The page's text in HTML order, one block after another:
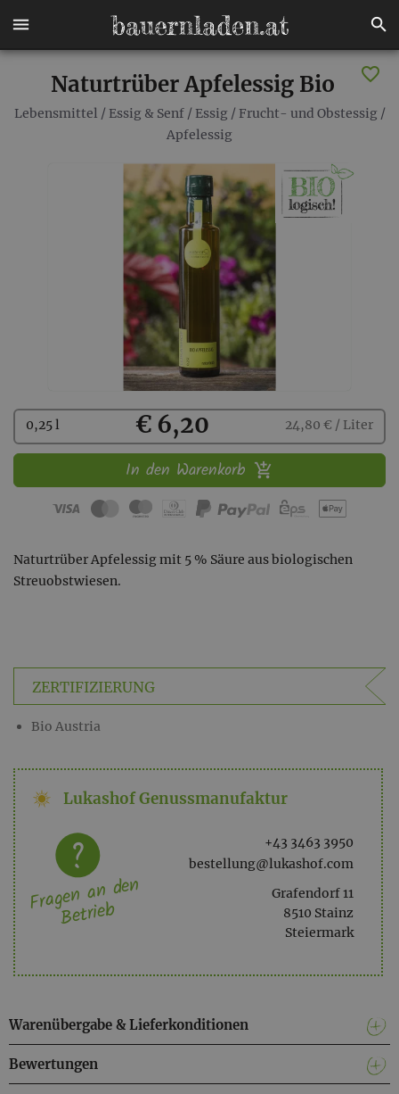
Naturtrüber Apfelessig Bio
Lebensmittel / Essig & Senf/ Essig/ Frucht- und Obstessig/
Apfelessig
Kaufen
0,25 l € 6,20 24,80 € / Liter
In den Warenkorb
Naturtrüber Apfelessig mit 5 % Säure aus biologischen
Streuobstwiesen.
ZERTIFIZIERUNG
Bio Austria
Lukashof Genussmanufaktur
+43 3463 3950
bestellung@lukashof.com
Grafendorf 11
8510 Stainz
Steiermark
Fragen an den
Betrieb
Warenübergabe & Lieferkonditionen
Bewertungen